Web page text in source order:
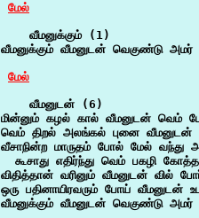
மேல்
    வீமனுக்கும் (1)
வீமனுக்கும் வீமனுடன் வெகுண்டு அமர்
மேல்
    வீமனுடன் (6)
மின்னும் கழல் கால் வீமனுடன் வெம்
வெம் திறல் அலங்கல் புனை
வீசாநின்ற மாருதம் போல் மேல் வந்து
கூசாது எதிர்ந்து வெம் பகழி
விதித்தான் வரினும் வீமனுடன் வில்
ஒரு பதினாயிரவரும் போய் வீமனுடன்
வீமனுக்கும் வீமனுடன் வெகுண்டு அமர்